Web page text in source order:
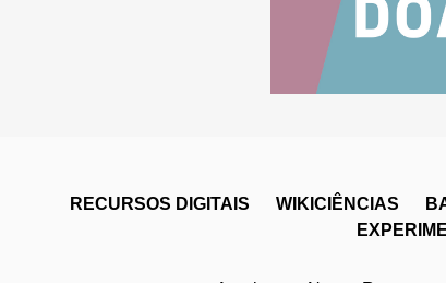
RECURSOS DIGITAIS WIKICIÊNCIAS